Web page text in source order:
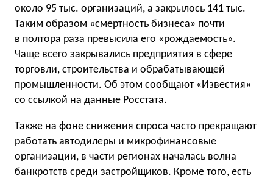
около 95 тыс. организаций, а закрылось 141 тыс.
Таким образом «смертность бизнеса» почти
в полтора раза превысила его «рождаемость».
Чаще всего закрывались предприятия в сфере
торговли, строительства и обрабатывающей
промышленности. Об этом сообщают «Известия»
со ссылкой на данные Росстата.
Также на фоне снижения спроса часто прекращают
работать автодилеры и микрофинансовые
организации, в части регионах началась волна
банкротств среди застройщиков. Кроме того, есть